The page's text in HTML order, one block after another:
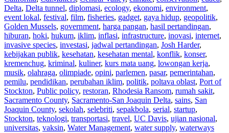
Delta, Delta tunnel, diplomasi, ecology, ekonomi, environment,
event lokal, festival, film, fisheries, gadget, gaya hidup, geopolitik,
Golden Mussels, government, harga pangan, hasil pertandingan,
hiburan, hoki, hukum, iklim, inflasi, infrastructure, inovasi, internet,
invasive species, investasi, jadwal pertandingan, Josh Harder,
kebijakan publik, kesehatan, kesehatan mental, konflik, konser,
kremenchug, kriminal, kuliner, kurs mata uang, lowongan kerja,
musik, olahraga, olimpiade, opini, parlemen, pasar, pemerintahan,
pemilu, pendidikan, perubahan iklim, politik, poltava oblast, Port of
Stockton, Public policy, restoran, Rhodesia Ransom, rumah sakit,
Sacramento County, Sacramento-San Joaquin Delta, sains, San
Joaquin County, sekolah, selebriti, sepakbola, serial, startup,
Stockton, teknologi, transportasi, travel, UC Davis, ujian nasional,
universitas, vaksin, Water Management, water supply, waterways